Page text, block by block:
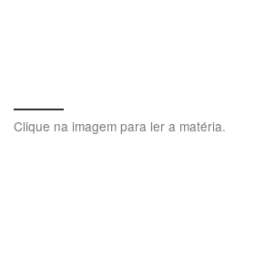
Clique na imagem para ler a matéria.